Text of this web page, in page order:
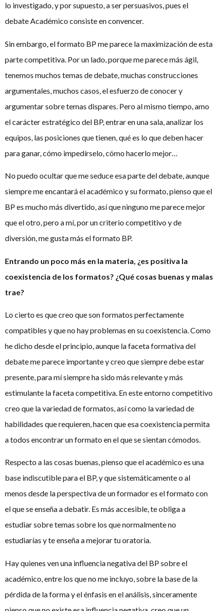
lo investigado, y por supuesto, a ser persuasivos, pues el
debate Académico consiste en convencer.
Sin embargo, el formato BP me parece la maximización de esta
parte competitiva. Por un lado, porque me parece más ágil,
tenemos muchos temas de debate, muchas construcciones
argumentales, muchos casos, el esfuerzo de conocer y
argumentar sobre temas dispares. Pero al mismo tiempo, amo
el carácter estratégico del BP, entrar en una sala, analizar los
equipos, las posiciones que tienen, qué es lo que deben hacer
para ganar, cómo impedírselo, cómo hacerlo mejor…
No puedo ocultar que me seduce esa parte del debate, aunque
siempre me encantará el académico y su formato, pienso que el
BP es mucho más divertido, así que ninguno me parece mejor
que el otro, pero a mí, por un criterio competitivo y de
diversión, me gusta más el formato BP.
Entrando un poco más en la materia, ¿es positiva la
coexistencia de los formatos? ¿Qué cosas buenas y malas
trae?
Lo cierto es que creo que son formatos perfectamente
compatibles y que no hay problemas en su coexistencia. Como
he dicho desde el principio, aunque la faceta formativa del
debate me parece importante y creo que siempre debe estar
presente, para mí siempre ha sido más relevante y más
estimulante la faceta competitiva. En este entorno competitivo
creo que la variedad de formatos, así como la variedad de
habilidades que requieren, hacen que esa coexistencia permita
a todos encontrar un formato en el que se sientan cómodos.
Respecto a las cosas buenas, pienso que el académico es una
base indiscutible para el BP, y que sistemáticamente o al
menos desde la perspectiva de un formador es el formato con
el que se enseña a debatir. Es más accesible, te obliga a
estudiar sobre temas sobre los que normalmente no
estudiarías y te enseña a mejorar tu oratoria.
Hay quienes ven una influencia negativa del BP sobre el
académico, entre los que no me incluyo, sobre la base de la
pérdida de la forma y el énfasis en el análisis, sinceramente